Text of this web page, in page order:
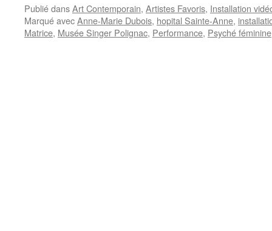
Publié dansArt Contemporain, Artistes Favoris, Installation
Marqué avecAnne-Marie Dubois, hopital Sainte-Anne,
Matrice, Musée Singer Polignac, Performance, Psyché féminine